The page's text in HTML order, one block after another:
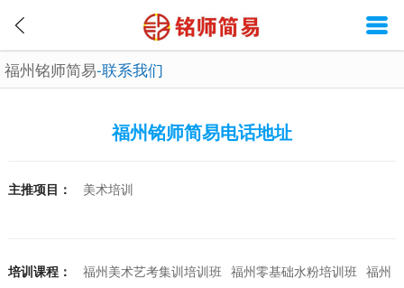
福州铭师简易-联系我们
福州铭师简易电话地址
主推项目： 美术培训
培训课程： 福州美术艺考集训培训班 福州零基础水粉培训班 福州